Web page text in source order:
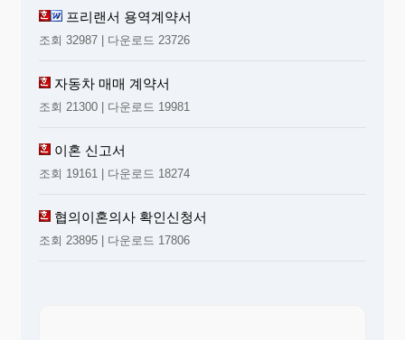
프리랜서 용역계약서
조회 32987 | 다운로드 23726
자동차 매매 계약서
조회 21300 | 다운로드 19981
이혼 신고서
조회 19161 | 다운로드 18274
협의이혼의사 확인신청서
조회 23895 | 다운로드 17806